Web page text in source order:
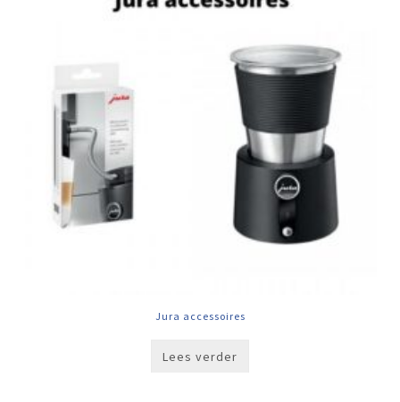
Jura accessoires
Lees verder